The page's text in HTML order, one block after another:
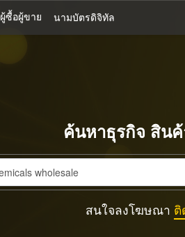
ซื้อผู้ขาย นามบัตรดิจิทัล
ค้นหาธุรกิจ สิน
สนใจลงโฆษณา ติ